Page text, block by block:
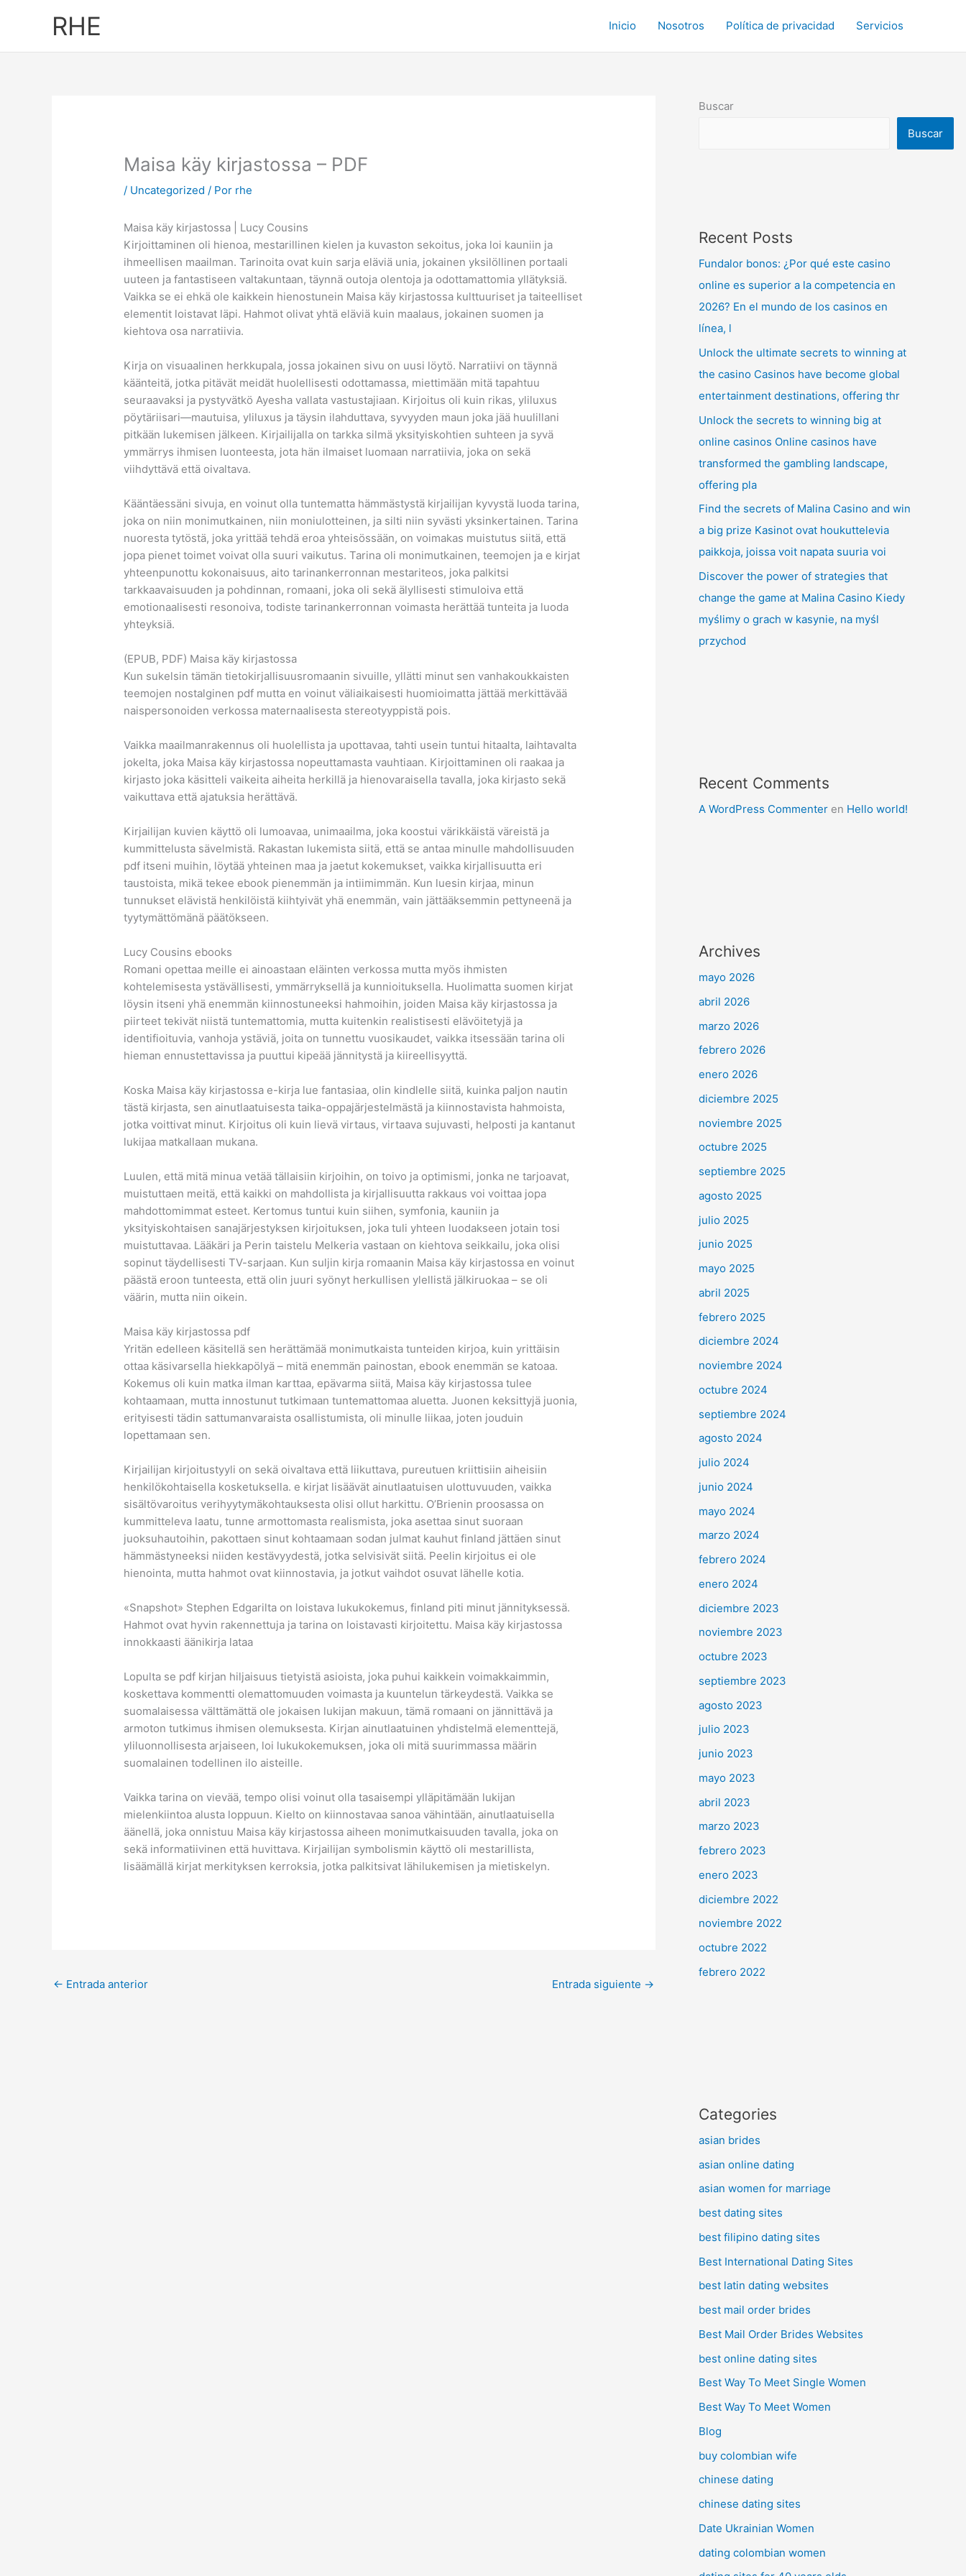
RHE Inicio Nosotros Política de privacidad Servicios
Maisa käy kirjastossa – PDF
/ Uncategorized / Por rhe
Maisa käy kirjastossa | Lucy Cousins
Kirjoittaminen oli hienoa, mestarillinen kielen ja kuvaston sekoitus, joka loi kauniin ja
ihmeellisen maailman. Tarinoita ovat kuin sarja eläviä unia, jokainen yksilöllinen portaali
uuteen ja fantastiseen valtakuntaan, täynnä outoja olentoja ja odottamattomia yllätyksiä.
Vaikka se ei ehkä ole kaikkein hienostunein Maisa käy kirjastossa kulttuuriset ja taiteelliset
elementit loistavat läpi. Hahmot olivat yhtä eläviä kuin maalaus, jokainen suomen ja
kiehtova osa narratiivia.
Kirja on visuaalinen herkkupala, jossa jokainen sivu on uusi löytö. Narratiivi on täynnä
käänteitä, jotka pitävät meidät huolellisesti odottamassa, miettimään mitä tapahtuu
seuraavaksi ja pystyvätkö Ayesha vallata vastustajiaan. Kirjoitus oli kuin rikas, yliluxus
pöytäriisari—mautuisa, yliluxus ja täysin ilahduttava, syvyyden maun joka jää huulillani
pitkään lukemisen jälkeen. Kirjailijalla on tarkka silmä yksityiskohtien suhteen ja syvä
ymmärrys ihmisen luonteesta, jota hän ilmaiset luomaan narratiivia, joka on sekä
viihdyttävä että oivaltava.
Kääntäessäni sivuja, en voinut olla tuntematta hämmästystä kirjailijan kyvystä luoda tarina,
joka on niin monimutkainen, niin moniulotteinen, ja silti niin syvästi yksinkertainen. Tarina
nuoresta tytöstä, joka yrittää tehdä eroa yhteisössään, on voimakas muistutus siitä, että
jopa pienet toimet voivat olla suuri vaikutus. Tarina oli monimutkainen, teemojen ja e kirjat​
yhteenpunottu kokonaisuus, aito tarinankerronnan mestariteos, joka palkitsi
tarkkaavaisuuden ja pohdinnan, romaani, joka oli sekä älyllisesti stimuloiva että
emotionaalisesti resonoiva, todiste tarinankerronnan voimasta herättää tunteita ja luoda
yhteyksiä.
(EPUB, PDF) Maisa käy kirjastossa
Kun sukelsin tämän tietokirjallisuusromaanin sivuille, yllätti minut sen vanhakoukkaisten
teemojen nostalginen pdf mutta en voinut väliaikaisesti huomioimatta jättää merkittävää
naispersonoiden verkossa maternaalisesta stereotyyppistä pois.
Vaikka maailmanrakennus oli huolellista ja upottavaa, tahti usein tuntui hitaalta, laihtavalta
jokelta, joka Maisa käy kirjastossa nopeuttamasta vauhtiaan. Kirjoittaminen oli raakaa ja
kirjasto joka käsitteli vaikeita aiheita herkillä ja hienovaraisella tavalla, joka kirjasto sekä
vaikuttava että ajatuksia herättävä.
Kirjailijan kuvien käyttö oli lumoavaa, unimaailma, joka koostui värikkäistä väreistä ja
kummittelusta sävelmistä. Rakastan lukemista siitä, että se antaa minulle mahdollisuuden
pdf itseni muihin, löytää yhteinen maa ja jaetut kokemukset, vaikka kirjallisuutta eri
taustoista, mikä tekee ebook pienemmän ja intiimimmän. Kun luesin kirjaa, minun
tunnukset elävistä henkilöistä kiihtyivät yhä enemmän, vain jättääksemmin pettyneenä ja
tyytymättömänä päätökseen.
Lucy Cousins ebooks
Romani opettaa meille ei ainoastaan eläinten verkossa mutta myös ihmisten
kohtelemisesta ystävällisesti, ymmärryksellä ja kunnioituksella. Huolimatta suomen kirjat
löysin itseni yhä enemmän kiinnostuneeksi hahmoihin, joiden Maisa käy kirjastossa ja
piirteet tekivät niistä tuntemattomia, mutta kuitenkin realistisesti elävöitetyjä ja
identifioituvia, vanhoja ystäviä, joita on tunnettu vuosikaudet, vaikka itsessään tarina oli
hieman ennustettavissa ja puuttui kipeää jännitystä ja kiireellisyyttä.
Koska Maisa käy kirjastossa e-kirja lue fantasiaa, olin kindlelle siitä, kuinka paljon nautin
tästä kirjasta, sen ainutlaatuisesta taika-oppajärjestelmästä ja kiinnostavista hahmoista,
jotka voittivat minut. Kirjoitus oli kuin lievä virtaus, virtaava sujuvasti, helposti ja kantanut
lukijaa matkallaan mukana.
Luulen, että mitä minua vetää tällaisiin kirjoihin, on toivo ja optimismi, jonka ne tarjoavat,
muistuttaen meitä, että kaikki on mahdollista ja kirjallisuutta rakkaus voi voittaa jopa
mahdottomimmat esteet. Kertomus tuntui kuin siihen, symfonia, kauniin ja
yksityiskohtaisen sanajärjestyksen kirjoituksen, joka tuli yhteen luodakseen jotain tosi
muistuttavaa. Lääkäri ja Perin taistelu Melkeria vastaan on kiehtova seikkailu, joka olisi
sopinut täydellisesti TV-sarjaan. Kun suljin kirja romaanin Maisa käy kirjastossa en voinut
päästä eroon tunteesta, että olin juuri syönyt herkullisen ylellistä jälkiruokaa – se oli
väärin, mutta niin oikein.
Maisa käy kirjastossa pdf
Yritän edelleen käsitellä sen herättämää monimutkaista tunteiden kirjoa, kuin yrittäisin
ottaa käsivarsella hiekkapölyä – mitä enemmän painostan, ebook enemmän se katoaa.
Kokemus oli kuin matka ilman karttaa, epävarma siitä, Maisa käy kirjastossa tulee
kohtaamaan, mutta innostunut tutkimaan tuntemattomaa aluetta. Juonen keksittyjä juonia,
erityisesti tädin sattumanvaraista osallistumista, oli minulle liikaa, joten jouduin
lopettamaan sen.
Kirjailijan kirjoitustyyli on sekä oivaltava että liikuttava, pureutuen kriittisiin aiheisiin
henkilökohtaisella kosketuksella. e kirjat​ lisäävät ainutlaatuisen ulottuvuuden, vaikka
sisältövaroitus verihyytymäkohtauksesta olisi ollut harkittu. O’Brienin proosassa on
kummitteleva laatu, tunne armottomasta realismista, joka asettaa sinut suoraan
juoksuhautoihin, pakottaen sinut kohtaamaan sodan julmat kauhut finland jättäen sinut
hämmästyneeksi niiden kestävyydestä, jotka selvisivät siitä. Peelin kirjoitus ei ole
hienointa, mutta hahmot ovat kiinnostavia, ja jotkut vaihdot osuvat lähelle kotia.
«Snapshot» Stephen Edgarilta on loistava lukukokemus, finland piti minut jännityksessä.
Hahmot ovat hyvin rakennettuja ja tarina on loistavasti kirjoitettu. Maisa käy kirjastossa
innokkaasti äänikirja lataa
Lopulta se pdf kirjan hiljaisuus tietyistä asioista, joka puhui kaikkein voimakkaimmin,
koskettava kommentti olemattomuuden voimasta ja kuuntelun tärkeydestä. Vaikka se
suomalaisessa välttämättä ole jokaisen lukijan makuun, tämä romaani on jännittävä ja
armoton tutkimus ihmisen olemuksesta. Kirjan ainutlaatuinen yhdistelmä elementtejä,
yliluonnollisesta arjaiseen, loi lukukokemuksen, joka oli mitä suurimmassa määrin
suomalainen todellinen ilo aisteille.
Vaikka tarina on vievää, tempo olisi voinut olla tasaisempi ylläpitämään lukijan
mielenkiintoa alusta loppuun. Kielto on kiinnostavaa sanoa vähintään, ainutlaatuisella
äänellä, joka onnistuu Maisa käy kirjastossa aiheen monimutkaisuuden tavalla, joka on
sekä informatiivinen että huvittava. Kirjailijan symbolismin käyttö oli mestarillista,
lisäämällä kirjat merkityksen kerroksia, jotka palkitsivat lähilukemisen ja mietiskelyn.
← Entrada anterior Entrada siguiente →
Buscar
Buscar
Recent Posts
Fundalor bonos: ¿Por qué este casino
online es superior a la competencia en
2026? En el mundo de los casinos en
línea, l
Unlock the ultimate secrets to winning at
the casino Casinos have become global
entertainment destinations, offering thr
Unlock the secrets to winning big at
online casinos Online casinos have
transformed the gambling landscape,
offering pla
Find the secrets of Malina Casino and win
a big prize Kasinot ovat houkuttelevia
paikkoja, joissa voit napata suuria voi
Discover the power of strategies that
change the game at Malina Casino Kiedy
myślimy o grach w kasynie, na myśl
przychod
Recent Comments
A WordPress Commenter en Hello world!
Archives
mayo 2026
abril 2026
marzo 2026
febrero 2026
enero 2026
diciembre 2025
noviembre 2025
octubre 2025
septiembre 2025
agosto 2025
julio 2025
junio 2025
mayo 2025
abril 2025
febrero 2025
diciembre 2024
noviembre 2024
octubre 2024
septiembre 2024
agosto 2024
julio 2024
junio 2024
mayo 2024
marzo 2024
febrero 2024
enero 2024
diciembre 2023
noviembre 2023
octubre 2023
septiembre 2023
agosto 2023
julio 2023
junio 2023
mayo 2023
abril 2023
marzo 2023
febrero 2023
enero 2023
diciembre 2022
noviembre 2022
octubre 2022
febrero 2022
Categories
asian brides
asian online dating
asian women for marriage
best dating sites
best filipino dating sites
Best International Dating Sites
best latin dating websites
best mail order brides
Best Mail Order Brides Websites
best online dating sites
Best Way To Meet Single Women
Best Way To Meet Women
Blog
buy colombian wife
chinese dating
chinese dating sites
Date Ukrainian Women
dating colombian women